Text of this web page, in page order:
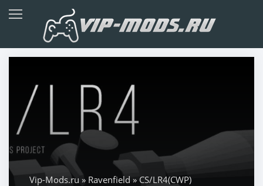
Vip-Mods.ru » Ravenfield » CS/LR4(CWP)